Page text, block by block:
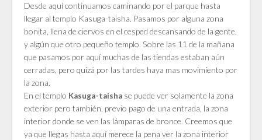
Desde aquí continuamos caminando por el parque hasta
llegar al templo Kasuga-taisha. Pasamos por alguna zona
bonita, llena de ciervos en el cesped descansando de la gente,
y algún que otro pequeño templo. Sobre las 11 de la mañana
que pasamos por aquí muchas de las tiendas estaban aún
cerradas, pero quizá por las tardes haya mas movimiento por
la zona.
En el templo Kasuga-taisha se puede ver solamente la zona
exterior pero también, previo pago de una entrada, la zona
interior donde se ven las lámparas de bronce. Creemos que
ya que llegas hasta aquí merece la pena ver la zona interior